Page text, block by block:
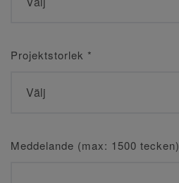
Projektstorlek *
Meddelande (max: 1500 tecken)